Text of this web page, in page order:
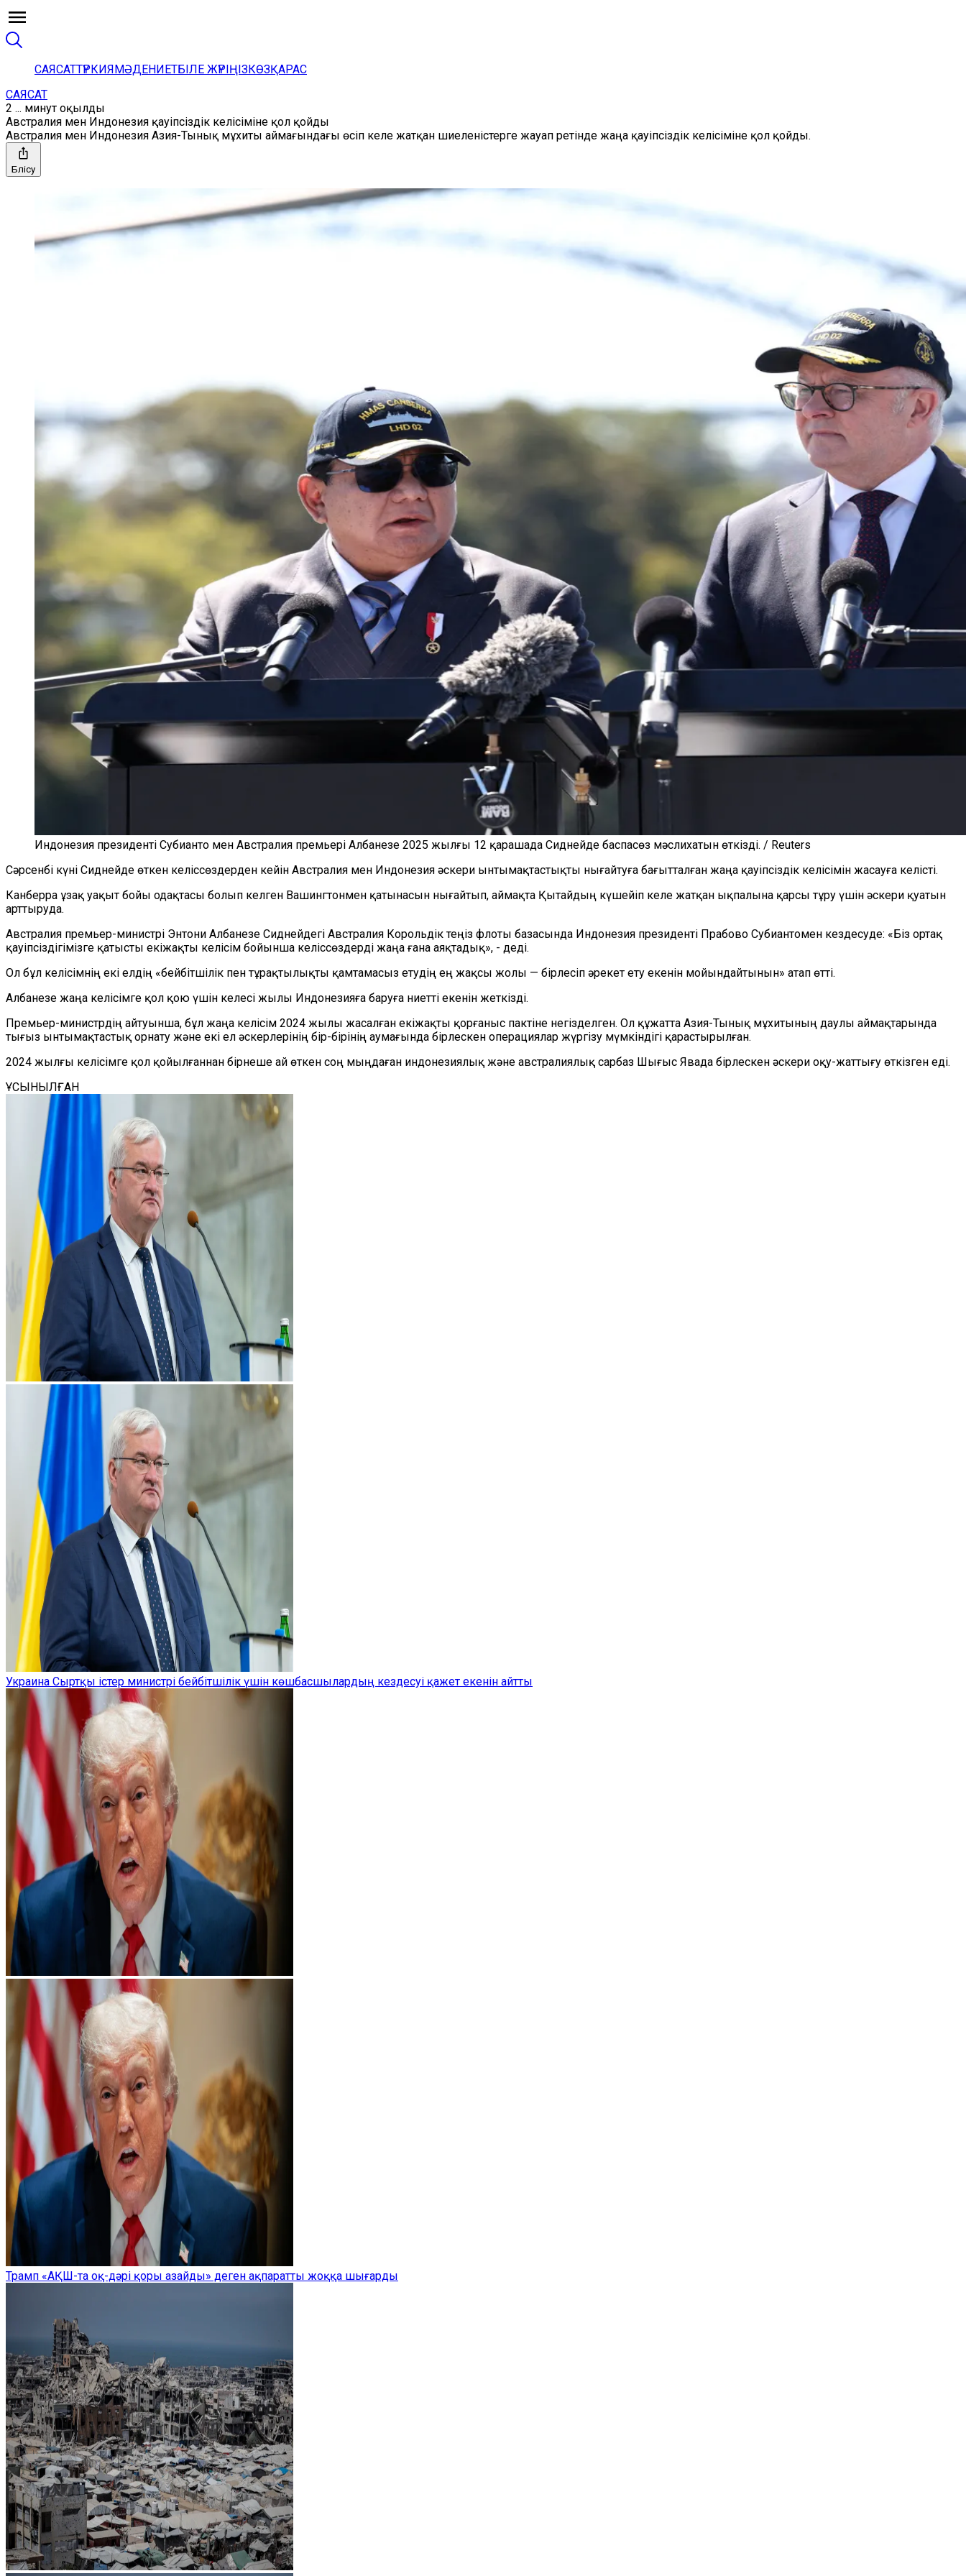
САЯСАТТҮРКИЯМӘДЕНИЕТБІЛЕ ЖҮРІҢІЗКӨЗҚАРАС
САЯСАТ
2 ... минут оқылды
Австралия мен Индонезия қауіпсіздік келісіміне қол қойды
Австралия мен Индонезия Азия-Тынық мұхиты аймағындағы өсіп келе жатқан шиеленістерге жауап ретінде жаңа қауіпсіздік келісіміне қол қойды.
Бөлісу
Индонезия президенті Субианто мен Австралия премьері Албанезе 2025 жылғы 12 қарашада Сиднейде баспасөз мәслихатын өткізді. / Reuters
Сәрсенбі күні Сиднейде өткен келіссөздерден кейін Австралия мен Индонезия әскери ынтымақтастықты нығайтуға бағытталған жаңа қауіпсіздік келісімін жасауға келісті.
Канберра ұзақ уақыт бойы одақтасы болып келген Вашингтонмен қатынасын нығайтып, аймақта Қытайдың күшейіп келе жатқан ықпалына қарсы тұру үшін әскери қуатын
арттыруда.
Австралия премьер-министрі Энтони Албанезе Сиднейдегі Австралия Корольдік теңіз флоты базасында Индонезия президенті Прабово Субиантомен кездесуде: «Біз ортақ
қауіпсіздігімізге қатысты екіжақты келісім бойынша келіссөздерді жаңа ғана аяқтадық», - деді.
Ол бұл келісімнің екі елдің «бейбітшілік пен тұрақтылықты қамтамасыз етудің ең жақсы жолы — бірлесіп әрекет ету екенін мойындайтынын» атап өтті.
Албанезе жаңа келісімге қол қою үшін келесі жылы Индонезияға баруға ниетті екенін жеткізді.
Премьер-министрдің айтуынша, бұл жаңа келісім 2024 жылы жасалған екіжақты қорғаныс пактіне негізделген. Ол құжатта Азия-Тынық мұхитының даулы аймақтарында
тығыз ынтымақтастық орнату және екі ел әскерлерінің бір-бірінің аумағында бірлескен операциялар жүргізу мүмкіндігі қарастырылған.
2024 жылғы келісімге қол қойылғаннан бірнеше ай өткен соң мыңдаған индонезиялық және австралиялық сарбаз Шығыс Явада бірлескен әскери оқу-жаттығу өткізген еді.
ҰСЫНЫЛҒАН
Украина Сыртқы істер министрі бейбітшілік үшін көшбасшылардың кездесуі қажет екенін айтты
Трамп «АҚШ-та оқ-дәрі қоры азайды» деген ақпаратты жоққа шығарды